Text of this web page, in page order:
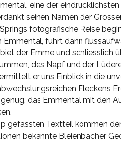
eine der
seinen Namen der
fotografische Reise
Emmental, führt dann
der Emme und schliesslich
des Napf und der
er uns Einblick in die
Fleckens
das Emmental mit den
gefassten Textteil kommen
bekannte Bleienbacher